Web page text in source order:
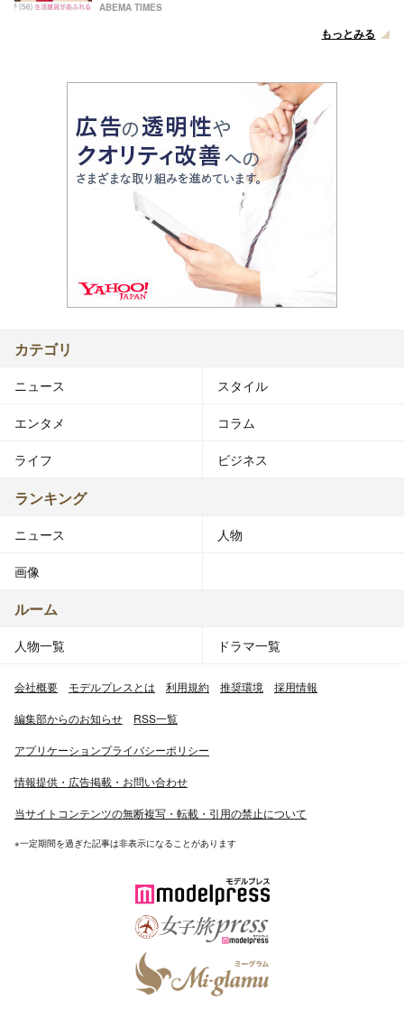
ABEMA TIMES
もっとみる
カテゴリ
ニュース スタイル
エンタメ コラム
ライフ ビジネス
ランキング
ニュース 人物
画像
ルーム
人物一覧 ドラマ一覧
会社概要 モデルプレスとは 利用規約 推奨環境 採用情報
編集部からのお知らせ RSS一覧
アプリケーションプライバシーポリシー
情報提供・広告掲載・お問い合わせ
当サイトコンテンツの無断複写・転載・引用の禁止について
※一定期間を過ぎた記事は非表示になることがあります